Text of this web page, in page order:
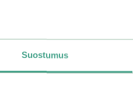
Suostumus